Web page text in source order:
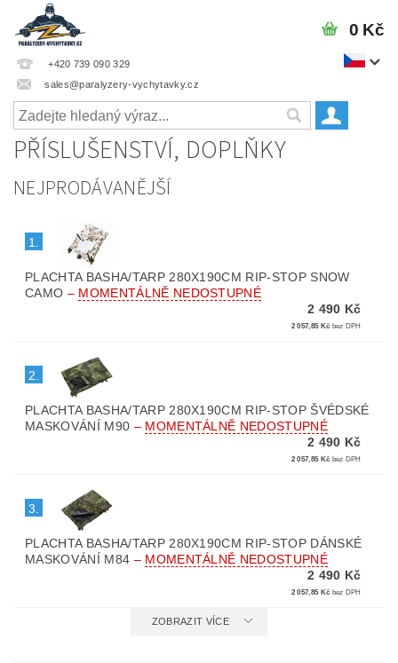
+420 739 090 329
sales@paralyzery-vychytavky.cz
0 Kč
PŘÍSLUŠENSTVÍ, DOPLŇKY
NEJPRODÁVANĚJŠÍ
1.
PLACHTA BASHA/TARP 280X190CM RIP-STOP SNOW
CAMO – MOMENTÁLNĚ NEDOSTUPNÉ
2 490 Kč
2 057,85 Kč bez DPH
2.
PLACHTA BASHA/TARP 280X190CM RIP-STOP ŠVÉDSKÉ
MASKOVÁNÍ M90 – MOMENTÁLNĚ NEDOSTUPNÉ
2 490 Kč
2 057,85 Kč bez DPH
3.
PLACHTA BASHA/TARP 280X190CM RIP-STOP DÁNSKÉ
MASKOVÁNÍ M84 – MOMENTÁLNĚ NEDOSTUPNÉ
2 490 Kč
2 057,85 Kč bez DPH
ZOBRAZIT VÍCE